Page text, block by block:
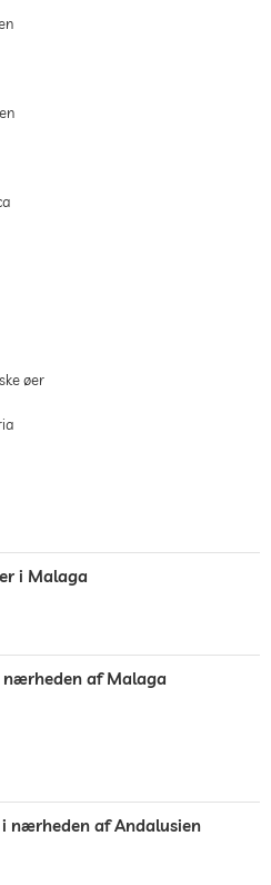
øer
i Malaga
af Malaga
nærheden af Andalusien